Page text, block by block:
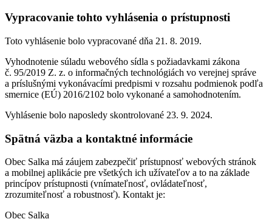
Vypracovanie tohto vyhlásenia o prístupnosti
Toto vyhlásenie bolo vypracované dňa 21. 8. 2019.
Vyhodnotenie súladu webového sídla s požiadavkami zákona
č. 95/2019 Z. z. o informačných technológiách vo verejnej správe
a príslušnými vykonávacími predpismi v rozsahu podmienok podľa
smernice (EÚ) 2016/2102 bolo vykonané a samohodnotením.
Vyhlásenie bolo naposledy skontrolované 23. 9. 2024.
Spätná väzba a kontaktné informácie
Obec Salka má záujem zabezpečiť prístupnosť webových stránok
a mobilnej aplikácie pre všetkých ich užívateľov a to na základe
princípov prístupnosti (vnímateľnosť, ovládateľnosť,
zrozumiteľnosť a robustnosť). Kontakt je:
Obec Salka